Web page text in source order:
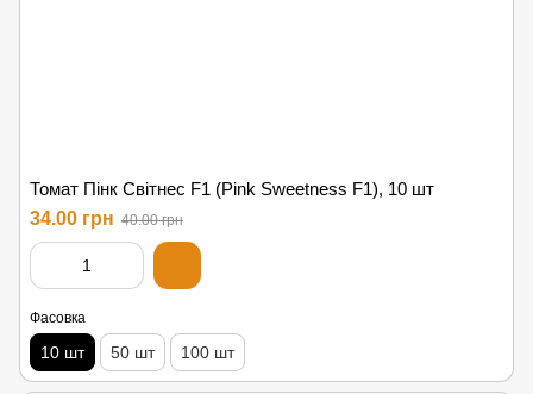
Томат Пінк Світнес F1 (Pink Sweetness F1), 10 шт
34.00 грн 40.00 грн
Фасовка
10 шт 50 шт 100 шт